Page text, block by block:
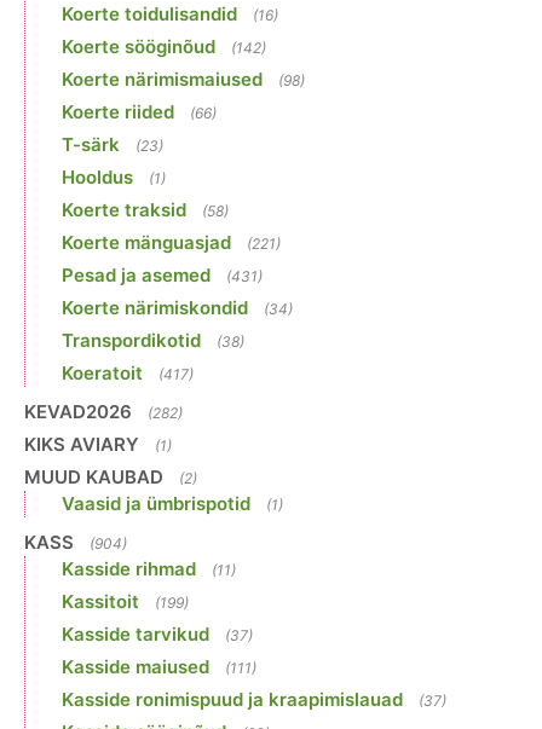
Koerte toidulisandid (16)
Koerte sööginõud (142)
Koerte närimismaiused (98)
Koerte riided (66)
T-särk (23)
Hooldus (1)
Koerte traksid (58)
Koerte mänguasjad (221)
Pesad ja asemed (431)
Koerte närimiskondid (34)
Transpordikotid (38)
Koeratoit (417)
KEVAD2026 (282)
KIKS AVIARY (1)
MUUD KAUBAD (2)
Vaasid ja ümbrispotid (1)
KASS (904)
Kasside rihmad (11)
Kassitoit (199)
Kasside tarvikud (37)
Kasside maiused (111)
Kasside ronimispuud ja kraapimislauad (37)